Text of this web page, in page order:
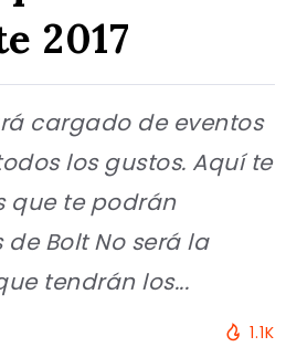
2017
cargado de eventos
los gustos. Aquí te
que te podrán
de Bolt No será la
tendrán los...
1.1K